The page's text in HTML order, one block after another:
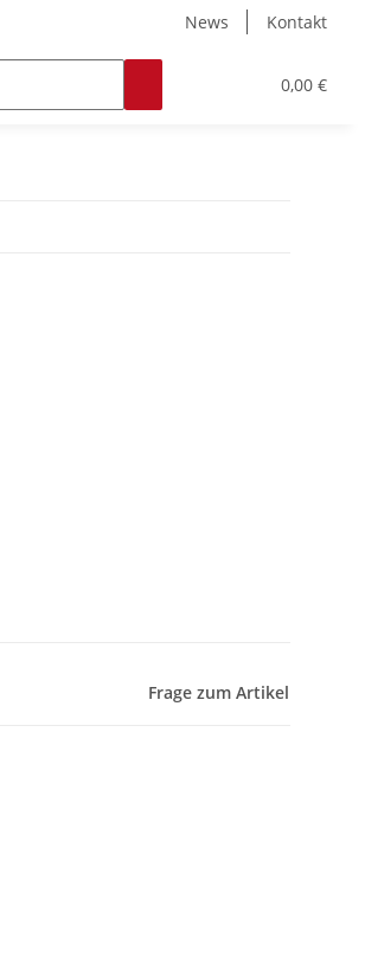
News Kontakt
0,00 €
Werkstoffe
Frage zum Artikel